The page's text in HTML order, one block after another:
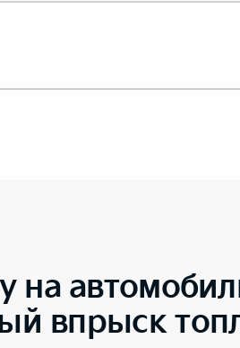
на
впрыск